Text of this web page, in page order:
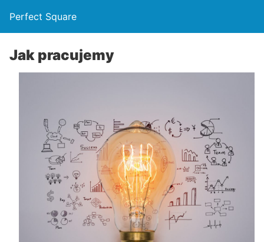
Perfect Square
Jak pracujemy